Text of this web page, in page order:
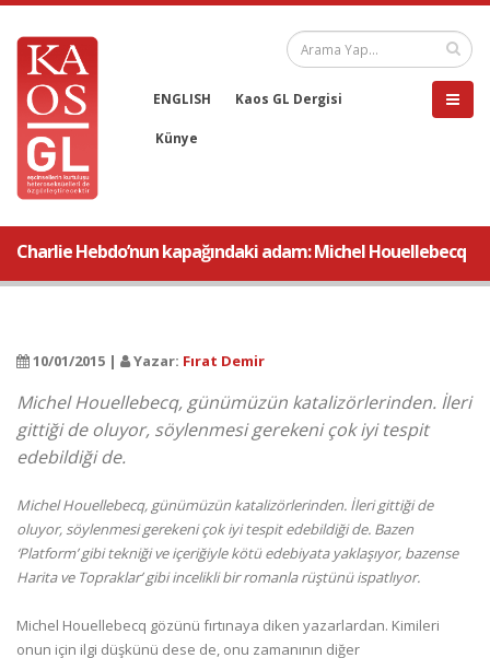
ENGLISH Kaos GL Dergisi
Künye
Charlie Hebdo’nun kapağındaki adam: Michel Houellebecq
10/01/2015 | Yazar: Fırat Demir
Michel Houellebecq, günümüzün katalizörlerinden. İleri
gittiği de oluyor, söylenmesi gerekeni çok iyi tespit
edebildiği de.
MichelHouellebecq, günümüzün katalizörlerinden. İleri gittiği de
oluyor, söylenmesi gerekeni çok iyi tespit edebildiği de. Bazen
‘Platform’ gibi tekniği ve içeriğiyle kötü edebiyata yaklaşıyor, bazense
Harita ve Topraklar’ gibi incelikli bir romanla rüştünü ispatlıyor.
Michel Houellebecq gözünü fırtınaya diken yazarlardan. Kimileri
onun için ilgi düşkünü dese de, onu zamanının diğer